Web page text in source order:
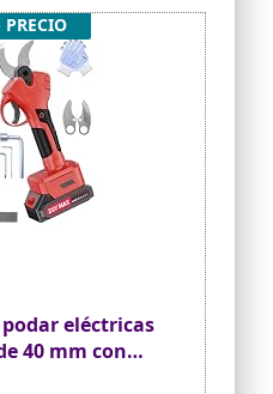
eléctricas
40 mm con